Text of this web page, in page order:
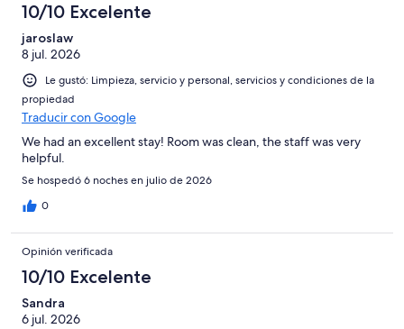
10/10 Excelente
jaroslaw
8 jul. 2026
Le gustó: Limpieza, servicio y personal, servicios y condiciones de la
propiedad
Traducir con Google
We had an excellent stay! Room was clean, the staff was very
helpful.
Se hospedó 6 noches en julio de 2026
0
Opinión verificada
10/10 Excelente
Sandra
6 jul. 2026